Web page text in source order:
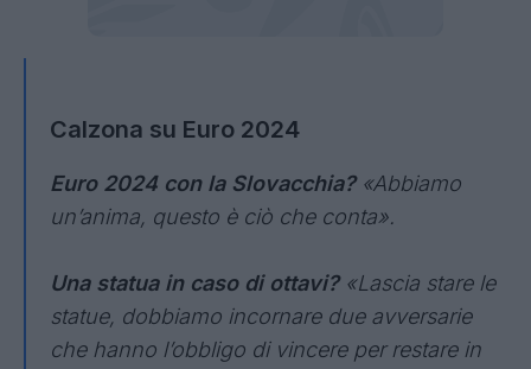
Calzona su Euro 2024
Euro 2024 con la Slovacchia? «Abbiamo
un’anima, questo è ciò che conta».
Una statua in caso di ottavi?«Lascia stare le
statue, dobbiamo incornare due avversarie
che hanno l’obbligo di vincere per restare in